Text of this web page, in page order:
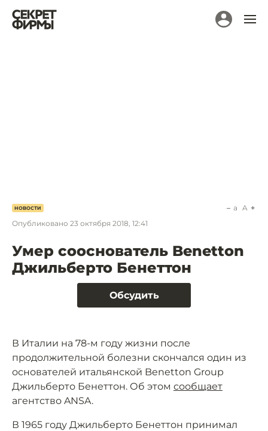
НОВОСТИ
Опубликовано 23 октября 2018, 12:41
a A
Умер сооснователь Benetton
Джильберто Бенеттон
Обсудить
В Италии на 78-м году жизни после
продолжительной болезни скончался один из
основателей итальянской Benetton Group
Джильберто Бенеттон. Об этом сообщает
агентство ANSA.
В 1965 году Джильберто Бенеттон принимал